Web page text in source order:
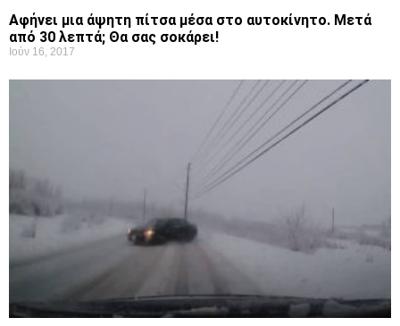
Αφήνει μια άψητη πίτσα μέσα στο αυτοκίνητο. Μετά
από 30 λεπτά; Θα σας σοκάρει!
Ιούν 16, 2017